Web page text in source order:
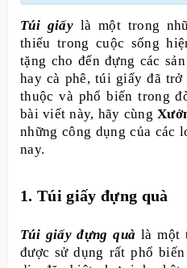
Túi giấylà một trong
thiếu trong cuộc sống
tặng cho đến đựng các
hay cà phê, túi giấy đã
thuộc và phổ biến trong
bài viết này, hãy cùng
những công dụng của các
nay.
1. Túi giấy đựng quà
Túi giấy đựng quà là một
được sử dụng rất phổ